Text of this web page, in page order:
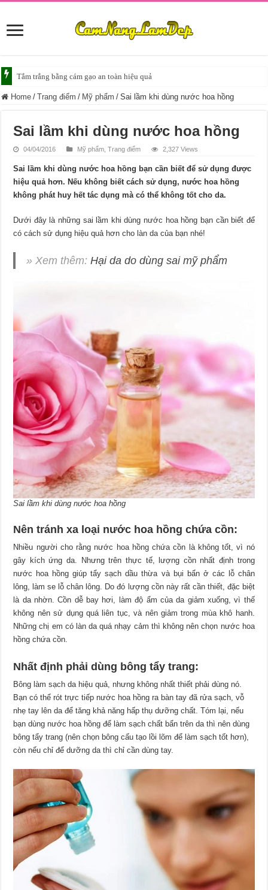
Tắm trắng da với bia giúp da sáng mịn
Home / Trang điểm / Mỹ phẩm / Sai lầm khi dùng nước hoa hồng
Sai lầm khi dùng nước hoa hồng
04/04/2016 Mỹ phẩm ,Trang điểm 2,327 Views
Sai lầm khi dùng nước hoa hồng bạn cần biết để sử dụng được
hiệu quả hơn. Nếu không biết cách sử dụng, nước hoa hồng
không phát huy hết tác dụng mà có thể không tốt cho da.
Dưới đây là những sai lầm khi dùng nước hoa hồng bạn cần biết để
có cách sử dụng hiệu quả hơn cho làn da của bạn nhé!
» Xem thêm:Hại da do dùng sai mỹ phẩm
Sai lầm khi dùng nước hoa hồng
Nên tránh xa loại nước hoa hồng chứa cồn:
Nhiều người cho rằng nước hoa hồng chứa cồn là không tốt, vì nó
gây kích ứng da. Nhưng trên thực tế, lượng cồn nhất định trong
nước hoa hồng giúp tẩy sạch dầu thừa và bụi bẩn ở các lỗ chân
lông, làm se lỗ chân lông. Do đó lượng cồn này rất cần thiết, đặc biệt
là da nhờn. Cồn dễ bay hơi, làm độ ẩm của da giảm xuống, vì thế
không nên sử dụng quá liên tục, và nên giảm trong mùa khô hanh.
Những chị em có làn da quá nhạy cảm thì không nên chọn nước hoa
hồng chứa cồn.
Nhất định phải dùng bông tẩy trang:
Bông làm sạch da hiệu quả, nhưng không nhất thiết phải dùng nó.
Bạn có thể rót trực tiếp nước hoa hồng ra bàn tay đã rửa sạch, vỗ
nhẹ tay lên da để tăng khả năng hấp thụ dưỡng chất. Tóm lại, nếu
bạn dùng nước hoa hồng để làm sạch chất bẩn trên da thì nên dùng
bông tẩy trang (nên chọn bông cấu tạo lồi lõm để làm sạch tốt hơn),
còn nếu chỉ để dưỡng da thì chỉ cần dùng tay.